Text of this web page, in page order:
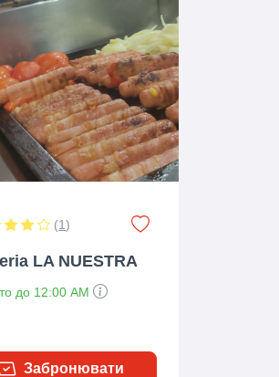
(1)
LA NUESTRA
до 12:00 AM
Забронювати